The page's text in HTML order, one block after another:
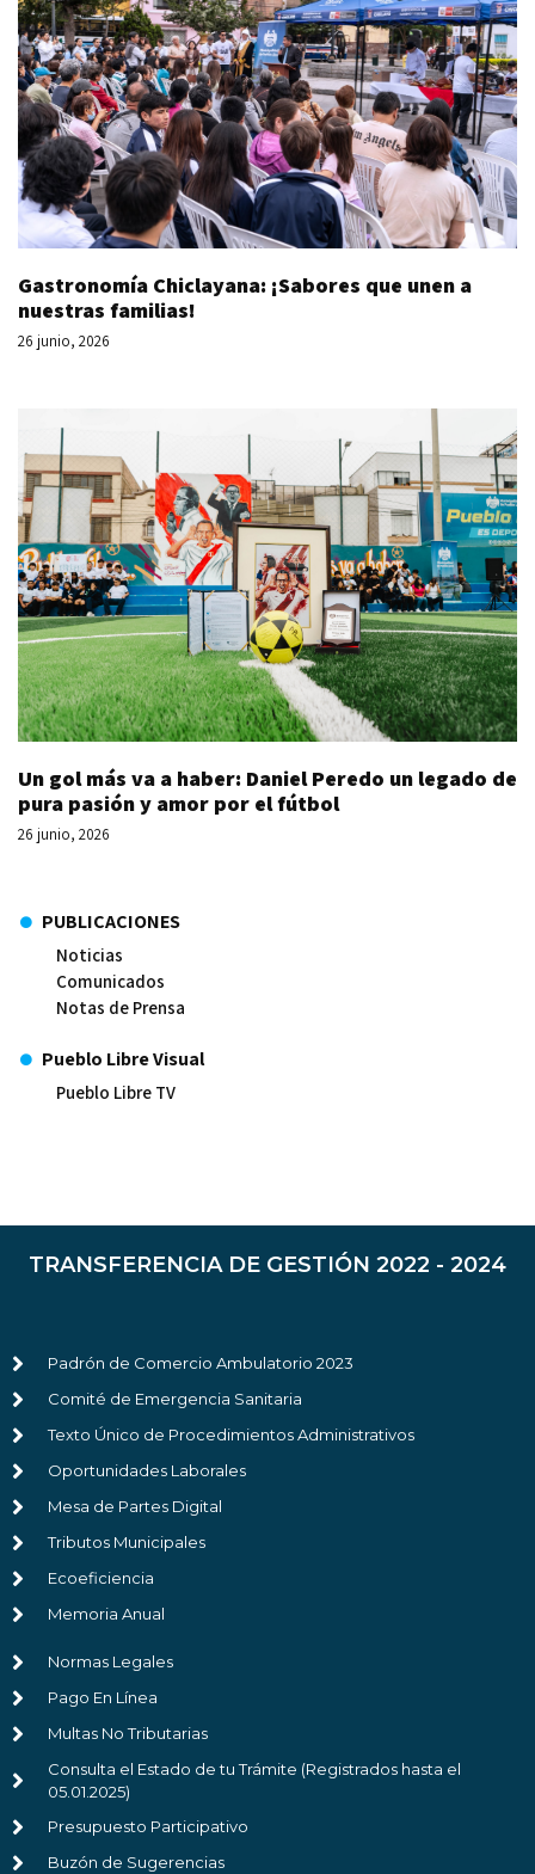
Gastronomía Chiclayana: ¡Sabores que unen a
nuestras familias!
26 junio, 2026
Un gol más va a haber: Daniel Peredo un legado de
pura pasión y amor por el fútbol
26 junio, 2026
PUBLICACIONES
Noticias
Comunicados
Notas de Prensa
Pueblo Libre Visual
Pueblo Libre TV
TRANSFERENCIA DE GESTIÓN 2022 - 2024
Padrón de Comercio Ambulatorio 2023
Comité de Emergencia Sanitaria
Texto Único de Procedimientos Administrativos
Oportunidades Laborales
Mesa de Partes Digital
Tributos Municipales
Ecoeficiencia
Memoria Anual
Normas Legales
Pago En Línea
Multas No Tributarias
Consulta el Estado de tu Trámite (Registrados hasta el
05.01.2025)
Presupuesto Participativo
Buzón de Sugerencias